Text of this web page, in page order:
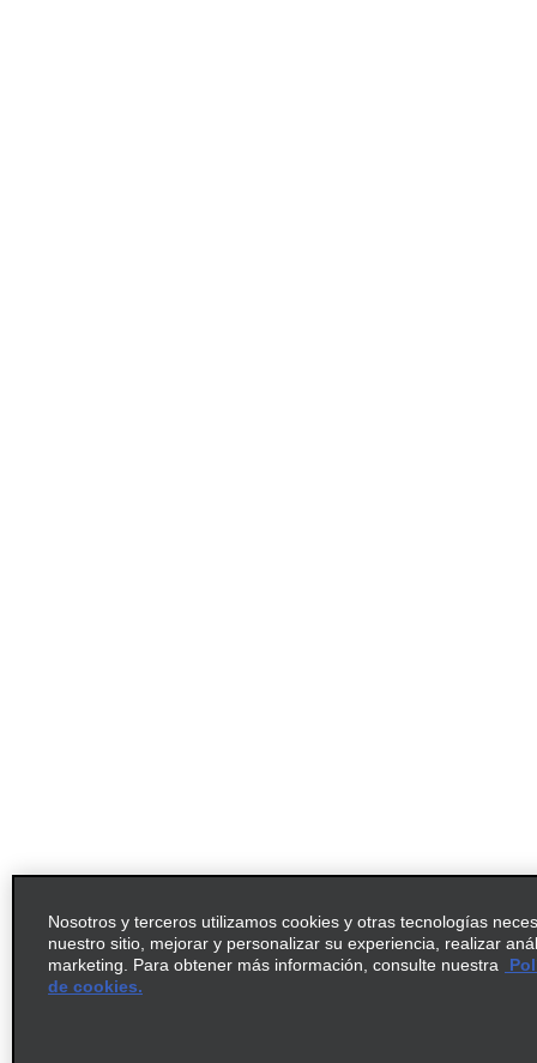
Nosotros y terceros utilizamos cookies y otras tecnologías
nuestro sitio, mejorar y personalizar su experiencia, realizar
marketing. Para obtener más información, consulte nuestra
de cookies.